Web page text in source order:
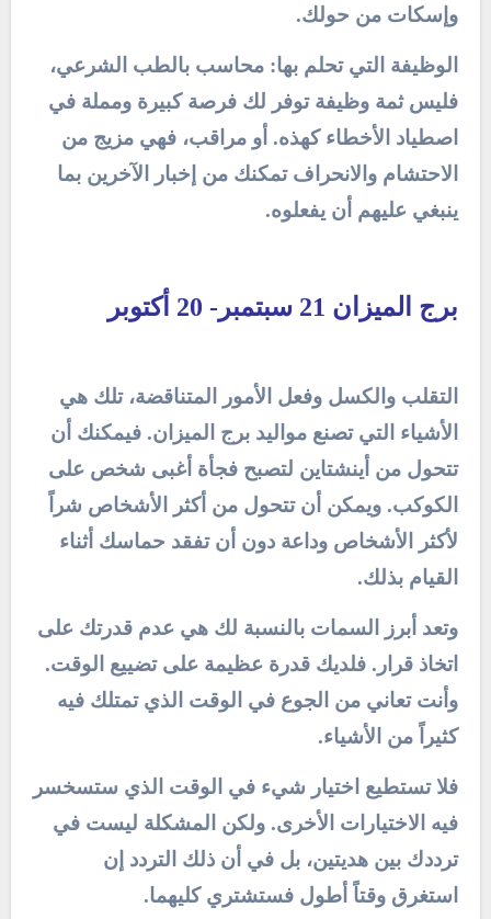
وإسكات من حولك.
الوظيفة التي تحلم بها: محاسب بالطب الشرعي،
فليس ثمة وظيفة توفر لك فرصة كبيرة ومملة في
اصطياد الأخطاء كهذه. أو مراقب، فهي مزيج من
الاحتشام والانحراف تمكنك من إخبار الآخرين بما
ينبغي عليهم أن يفعلوه.
برج الميزان 21 سبتمبر- 20 أكتوبر
التقلب والكسل وفعل الأمور المتناقضة، تلك هي
الأشياء التي تصنع مواليد برج الميزان. فيمكنك أن
تتحول من أينشتاين لتصبح فجأة أغبى شخص على
الكوكب. ويمكن أن تتحول من أكثر الأشخاص شراً
لأكثر الأشخاص وداعة دون أن تفقد حماسك أثناء
القيام بذلك.
وتعد أبرز السمات بالنسبة لك هي عدم قدرتك على
اتخاذ قرار. فلديك قدرة عظيمة على تضييع الوقت.
وأنت تعاني من الجوع في الوقت الذي تمتلك فيه
كثيراً من الأشياء.
فلا تستطيع اختيار شيء في الوقت الذي ستسخسر
فيه الاختيارات الأخرى. ولكن المشكلة ليست في
ترددك بين هديتين، بل في أن ذلك التردد إن
استغرق وقتاً أطول فستشتري كليهما.